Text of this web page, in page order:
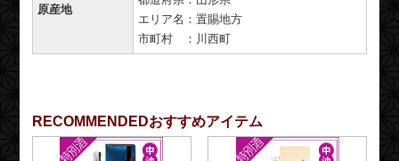
原産地
エリア名：置賜地方
市町村 ：川西町
RECOMMENDEDおすすめアイテム